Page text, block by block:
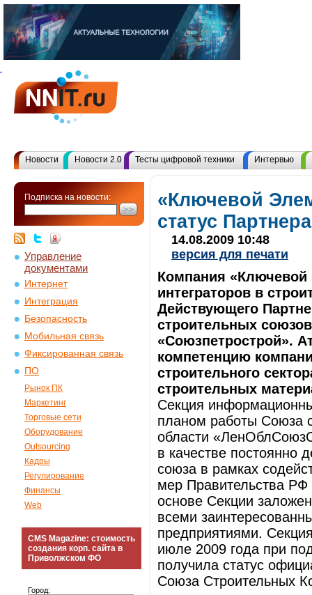
Новости Новости 2.0 Тесты цифровой техники Интервью
Подписка на новости:
Управление
документами
Интернет
Интеграция
Безопасность
Мобильная связь
Фиксированная связь
ПО
Рынок ПК
Маркетинг
Торговые сети
Оборудование
Outsourcing
Кадры
Регулирование
Финансы
Web
CMS Magazine: стоимость
создания корп. сайта в
Приволжском ФО
Город:
«Ключевой
статус
14.08.2009 10:48
версия для печати
Компания
интеграторов в
Действующего
строительных
«Союзпетрострой».
компетенцию
строительного
строительных
Секция
планом работы Союза
области
в качестве постоянно
союза в рамках
мер Правительства РФ
основе Секции
всеми
предприятиями.
июле 2009 года при
получила статус
Союза Строительных